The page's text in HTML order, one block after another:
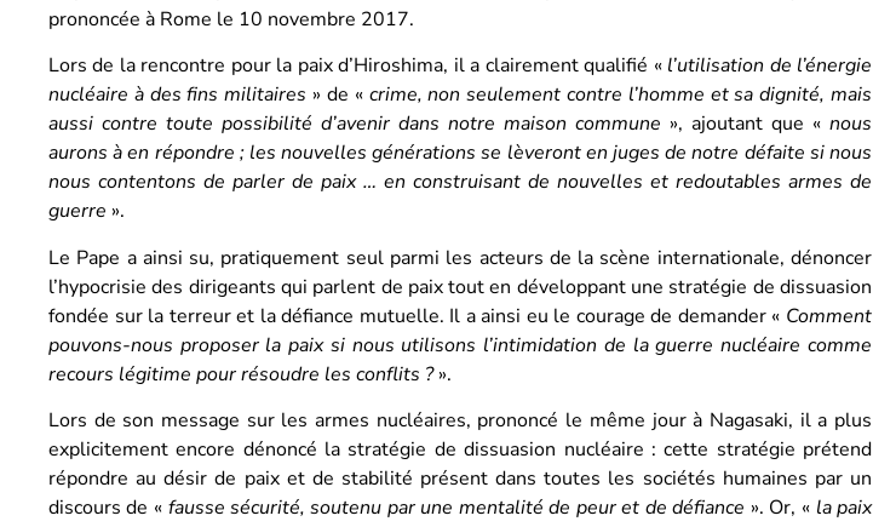
prononcée à Rome le 10 novembre 2017.
Lors de la rencontre pour la paix d’Hiroshima, il a clairement qualifié « l’utilisation de l’énergie
nucléaire à des fins militaires » de « crime, non seulement contre l’homme et sa dignité, mais
aussi contre toute possibilité d’avenir dans notre maison commune », ajoutant que « nous
aurons à en répondre ; les nouvelles générations se lèveront en juges de notre défaite si nous
nous contentons de parler de paix … en construisant de nouvelles et redoutables armes de
guerre ».
Le Pape a ainsi su, pratiquement seul parmi les acteurs de la scène internationale, dénoncer
l’hypocrisie des dirigeants qui parlent de paix tout en développant une stratégie de dissuasion
fondée sur la terreur et la défiance mutuelle. Il a ainsi eu le courage de demander « Comment
pouvons-nous proposer la paix si nous utilisons l’intimidation de la guerre nucléaire comme
recours légitime pour résoudre les conflits ?».
Lors de son message sur les armes nucléaires, prononcé le même jour à Nagasaki, il a plus
explicitement encore dénoncé la stratégie de dissuasion nucléaire : cette stratégie prétend
répondre au désir de paix et de stabilité présent dans toutes les sociétés humaines par un
discours de « fausse sécurité, soutenu par une mentalité de peur et de défiance ». Or, « la paix